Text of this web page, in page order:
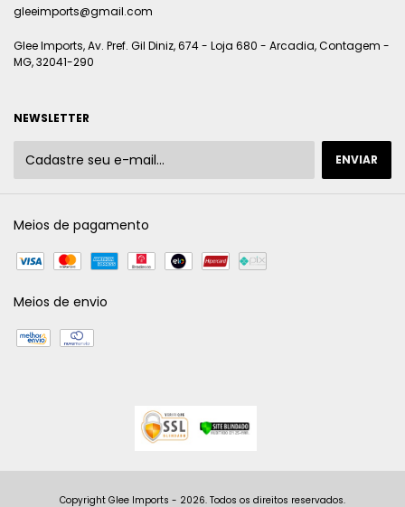
gleeimports@gmail.com
Glee Imports, Av. Pref. Gil Diniz, 674 - Loja 680 - Arcadia, Contagem -
MG, 32041-290
NEWSLETTER
Meios de pagamento
Meios de envio
Copyright Glee Imports - 2026. Todos os direitos reservados.